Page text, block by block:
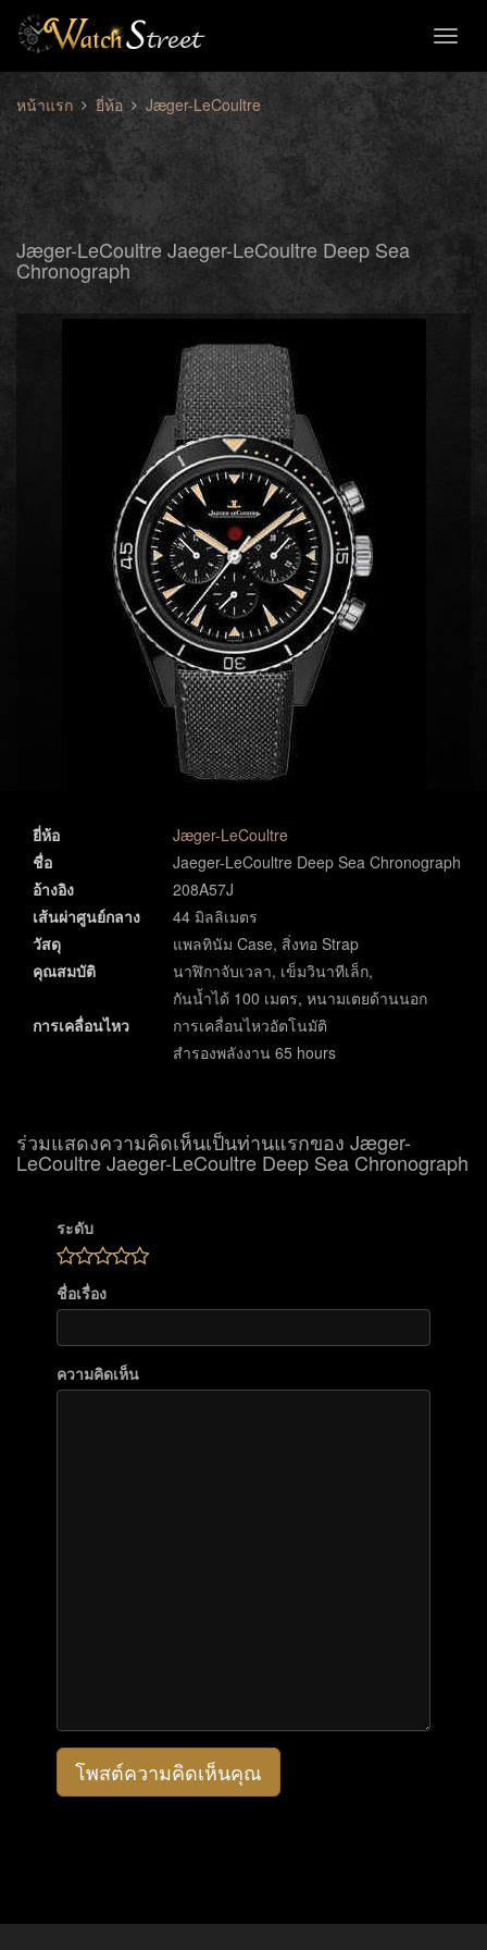
หน้าแรก ยี่ห้อ Jæger-LeCoultre
Jæger-LeCoultre Jaeger-LeCoultre Deep Sea
Chronograph
ยี่ห้อ
Jæger-LeCoultre
ชื่อ
Jaeger-LeCoultre Deep Sea Chronograph
อ้างอิง
208A57J
เส้นผ่าศูนย์กลาง
44 มิลลิเมตร
วัสดุ
แพลทินัม Case, สิ่งทอ Strap
คุณสมบัติ
นาฬิกาจับเวลา, เข็มวินาทีเล็ก,
กันน้ำได้ 100 เมตร, หนามเตยด้านนอก
การเคลื่อนไหว
การเคลื่อนไหวอัตโนมัติ
สำรองพลังงาน 65 hours
ร่วมแสดงความคิดเห็นเป็นท่านแรกของ Jæger-
LeCoultre Jaeger-LeCoultre Deep Sea Chronograph
ระดับ
ชื่อเรื่อง
ความคิดเห็น
โพสต์ความคิดเห็นคุณ